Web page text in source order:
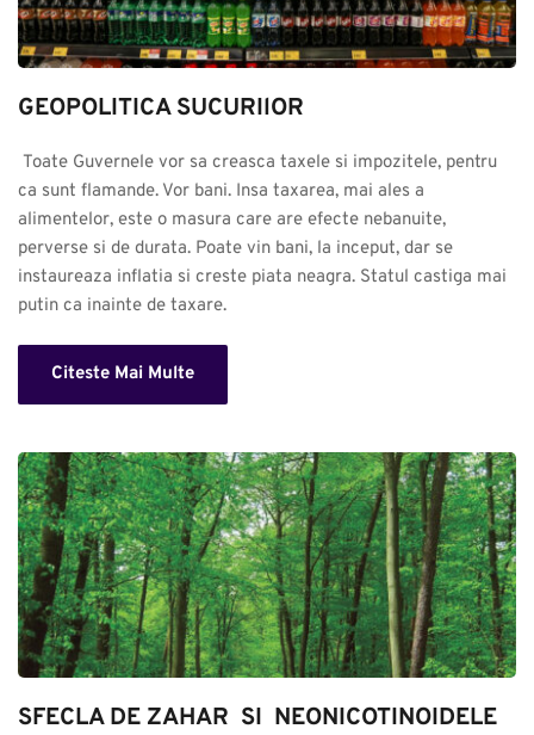
GEOPOLITICA SUCURIlOR
ca sunt flamande. Vor bani. Insa taxarea, mai ales a
alimentelor, este o masura care are efecte nebanuite,
perverse si de durata. Poate vin bani, la inceput, dar se
instaureaza inflatia si creste piata neagra. Statul castiga mai
putin ca inainte de taxare.
Citeste Mai Multe
SFECLA DE ZAHAR  SI  NEONICOTINOIDELE